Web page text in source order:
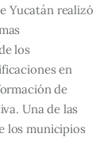
Yucatán realizó
los
en
de
Una de las
los municipios